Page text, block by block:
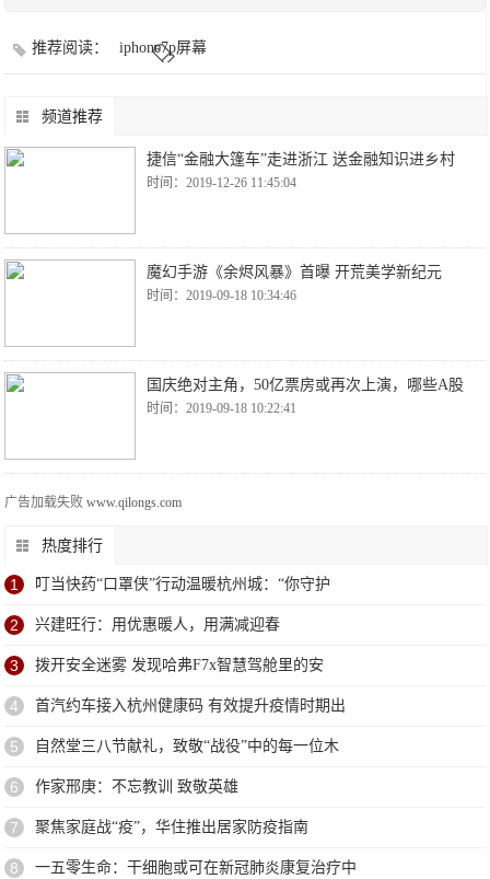
推荐阅读： iphone7p屏幕
频道推荐
捷信“金融大篷车”走进浙江 送金融知识进乡村
时间：2019-12-26 11:45:04
魔幻手游《余烬风暴》首曝 开荒美学新纪元
时间：2019-09-18 10:34:46
国庆绝对主角，50亿票房或再次上演，哪些A股
时间：2019-09-18 10:22:41
广告加载失败www.qilongs.com
热度排行
1 叮当快药“口罩侠”行动温暖杭州城：“你守护
2 兴建旺行：用优惠暖人，用满减迎春
3 拨开安全迷雾 发现哈弗F7x智慧驾舱里的安
4 首汽约车接入杭州健康码 有效提升疫情时期出
5 自然堂三八节献礼，致敬“战役”中的每一位木
6 作家邢庚：不忘教训 致敬英雄
7 聚焦家庭战“疫”，华住推出居家防疫指南
8 一五零生命：干细胞或可在新冠肺炎康复治疗中